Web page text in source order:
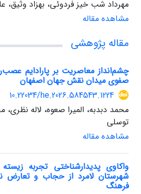
مهرداد شب خیز فردوئی، بهزاد وثیق،
مشاهده مقاله
مقاله پژوهشی
چشم‌انداز معاصریت بر پارادایم
صفوی میدان نقش‌ جهان اصفهان
10.22034/he.2026.584543.1224
محمد دبدبه، المیرا صعوه، لاله
توسلی
مشاهده مقاله
شهرستان لامرد از حجاب و تعارض
فرهنگ